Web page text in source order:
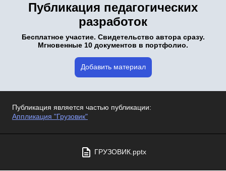
Публикация педагогических
разработок
Бесплатное участие. Свидетельство автора сразу.
Мгновенные 10 документов в портфолио.
Добавить материал
Публикация является частью публикации:
Аппликация "Грузовик"
ГРУЗОВИК.pptx